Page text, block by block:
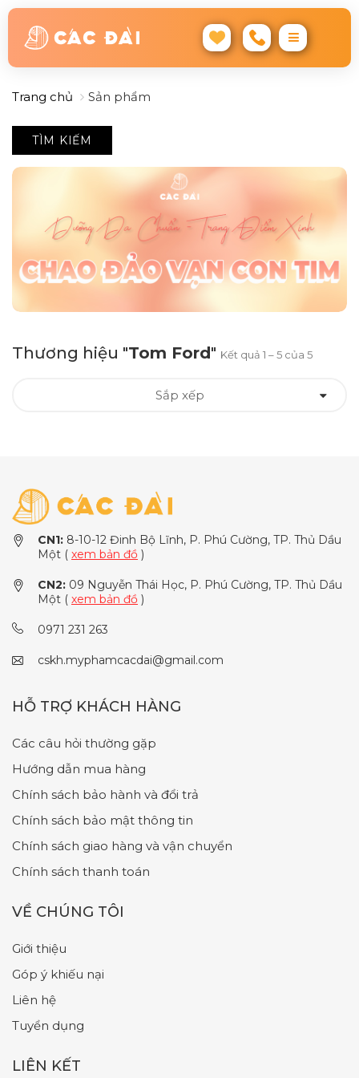
Trang chủ Sản phẩm
TÌM KIẾM
Thương hiệu "Tom Ford" Kết quả 1 – 5 của 5
Sắp xếp
CN1: 8-10-12 Đinh Bộ Lĩnh, P. Phú Cường, TP. Thủ Dầu
Một ( xem bản đồ )
CN2: 09 Nguyễn Thái Học, P. Phú Cường, TP. Thủ Dầu
Một ( xem bản đồ )
0971 231 263
cskh.myphamcacdai@gmail.com
HỖ TRỢ KHÁCH HÀNG
Các câu hỏi thường gặp
Hướng dẫn mua hàng
Chính sách bảo hành và đổi trả
Chính sách bảo mật thông tin
Chính sách giao hàng và vận chuyển
Chính sách thanh toán
VỀ CHÚNG TÔI
Giới thiệu
Góp ý khiếu nại
Liên hệ
Tuyển dụng
LIÊN KẾT